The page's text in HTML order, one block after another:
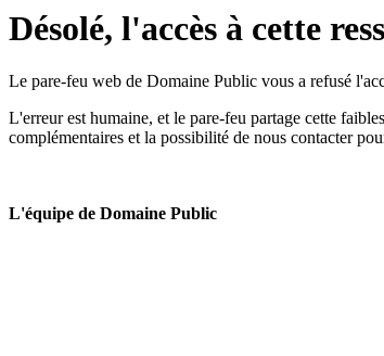
Désolé, l'accès à cette
Le pare-feu web de Domaine Public vous a refusé
L'erreur est humaine, et le pare-feu partage cette
complémentaires et la possibilité de nous contacter
L'équipe de Domaine Public